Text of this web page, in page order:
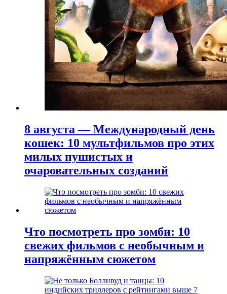
8 августа — Международный день
кошек: 10 мультфильмов про этих
милых пушистых и
очаровательных созданий
Что посмотреть про зомби: 10
свежих фильмов с необычным и
напряжённым сюжетом